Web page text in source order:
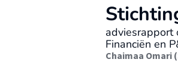
adviesrapport
Financiën en
Chaimaa Omari